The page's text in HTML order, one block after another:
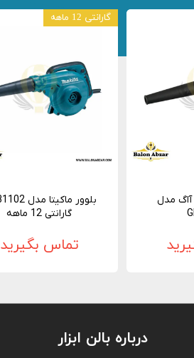
وات آاگ مدل
گارانتی 12 ماهه
تماس بگیرید
گارانتی 12 ماهه
درباره بالن ابزار